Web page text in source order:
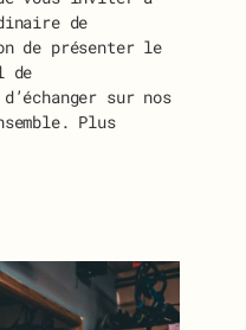
de
de présenter le
de
sur nos
Plus